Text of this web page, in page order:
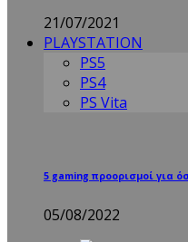
21/07/2021
PLAYSTATION
PS5
PS4
PS Vita
5 gaming προορισμοί για
05/08/2022